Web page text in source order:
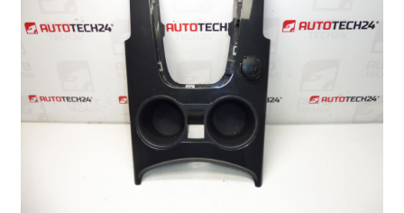
Košík
Obchodní podmínky